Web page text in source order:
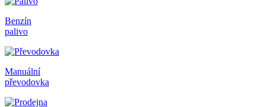
Benzín
palivo
Manuální
převodovka